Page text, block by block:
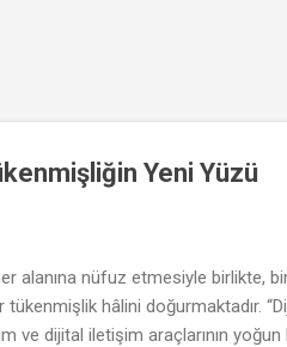
Yeni Yüzü
alanına nüfuz etmesiyle birlikte,
hâlini doğurmaktadır.
ve dijital iletişim araçlarının